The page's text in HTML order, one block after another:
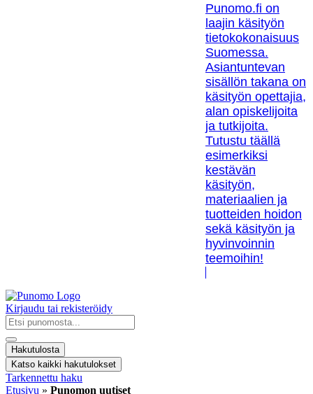
Punomo.fi on
laajin käsityön
tietokokonaisuus
Suomessa.
Asiantuntevan
sisällön takana on
käsityön opettajia,
alan opiskelijoita
ja tutkijoita.
Tutustu täällä
esimerkiksi
kestävän
käsityön,
materiaalien ja
tuotteiden hoidon
sekä käsityön ja
hyvinvoinnin
teemoihin!
Kirjaudu tai rekisteröidy
Search
...
Hakutulosta
Katso kaikki hakutulokset
Tarkennettu haku
Etusivu » Punomon uutiset